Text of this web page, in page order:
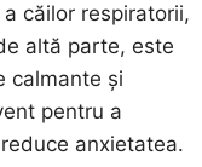
căilor respiratorii,
altă parte, este
calmante și
pentru a
anxietatea.